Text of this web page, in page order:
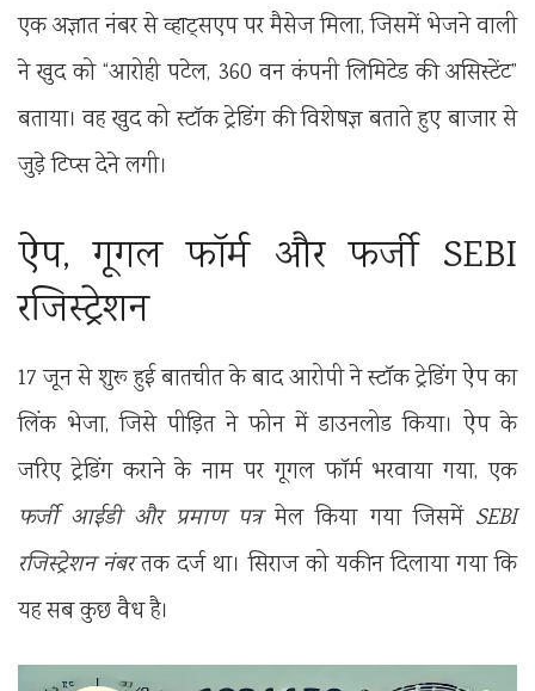
एक अज्ञात नंबर से व्हाट्सएप पर मैसेज मिला, जिसमें भेजने वाली
ने खुद को “आरोही पटेल, 360 वन कंपनी लिमिटेड की असिस्टेंट”
बताया। वह खुद को स्टॉक ट्रेडिंग की विशेषज्ञ बताते हुए बाजार से
जुड़े टिप्स देने लगी।
ऐप, गूगल फॉर्म और फर्जी SEBI
रजिस्ट्रेशन
17 जून से शुरू हुई बातचीत के बाद आरोपी ने स्टॉक ट्रेडिंग ऐप का
लिंक भेजा, जिसे पीड़ित ने फोन में डाउनलोड किया। ऐप के
जरिए ट्रेडिंग कराने के नाम पर गूगल फॉर्म भरवाया गया, एक
फर्जी आईडी और प्रमाण पत्रमेल किया गया जिसमें SEBI
रजिस्ट्रेशन नंबरतक दर्ज था। सिराज को यकीन दिलाया गया कि
यह सब कुछ वैध है।